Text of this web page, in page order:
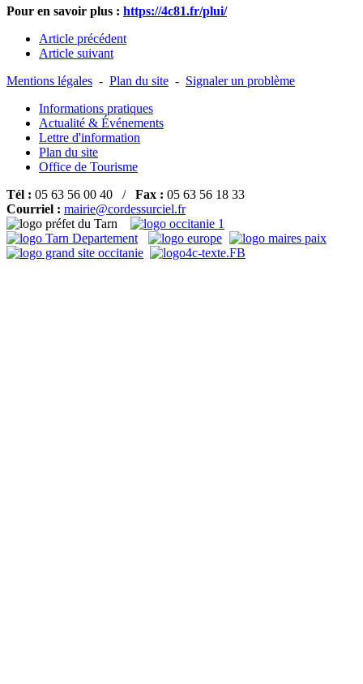
Pour en savoir plus : https://4c81.fr/plui/
Article précédent
Article suivant
Mentions légales - Plan du site - Signaler un problème
Informations pratiques
Actualité & Événements
Lettre d'information
Plan du site
Office de Tourisme
Tél : 05 63 56 00 40 / Fax : 05 63 56 18 33
Courriel : mairie@cordessurciel.fr